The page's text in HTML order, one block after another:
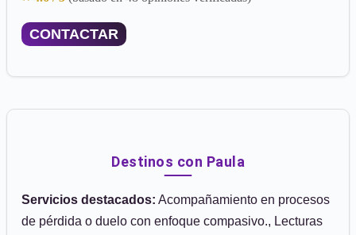
CONTACTAR
Destinos con Paula
Servicios destacados: Acompañamiento en procesos
de pérdida o duelo con enfoque compasivo., Lecturas